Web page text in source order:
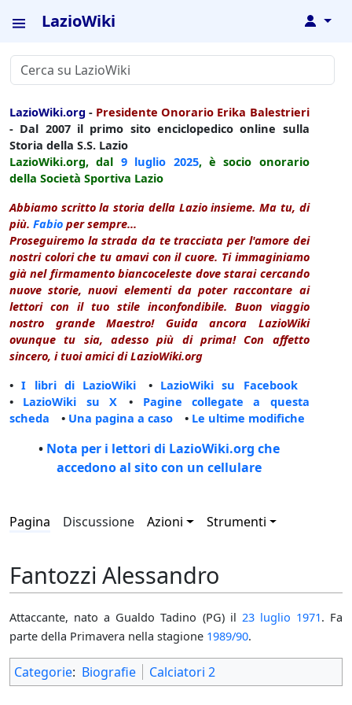
LazioWiki ↓
LazioWiki.org - Presidente Onorario Erika Balestrieri
- Dal 2007 il primo sito enciclopedico online sulla
Storia della S.S. Lazio
LazioWiki.org, dal 9 luglio 2025, è socio onorario
della Società Sportiva Lazio
Abbiamo scritto la storia della Lazio insieme. Ma tu, di
più. Fabio per sempre...
Proseguiremo la strada da te tracciata per l'amore dei
nostri colori che tu amavi con il cuore. Ti immaginiamo
già nel firmamento biancoceleste dove starai cercando
nuove storie, nuovi elementi da poter raccontare ai
lettori con il tuo stile inconfondibile. Buon viaggio
nostro grande Maestro! Guida ancora LazioWiki
ovunque tu sia, adesso più di prima! Con affetto
sincero, i tuoi amici di LazioWiki.org
•I libri di LazioWiki • LazioWiki su Facebook
• LazioWiki su X • Pagine collegate a questa
scheda • Una pagina a caso • Le ultime modifiche
• Nota per i lettori di LazioWiki.org che
accedono al sito con un cellulare
Pagina Discussione Azioni Strumenti
Fantozzi Alessandro
Attaccante, nato a Gualdo Tadino (PG) il 23 luglio 1971. Fa
parte della Primavera nella stagione 1989/90.
Categorie: Biografie Calciatori 2